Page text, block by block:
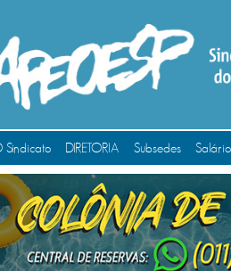
Sindicato DIRETORIA Subsedes